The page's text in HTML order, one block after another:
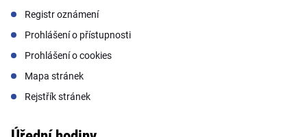
Registr oznámení
Prohlášení o přístupnosti
Prohlášení o cookies
Mapa stránek
Rejstřík stránek